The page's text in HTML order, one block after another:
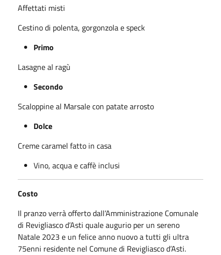
Affettati misti
Cestino di polenta, gorgonzola e speck
Primo
Lasagne al ragù
Secondo
Scaloppine al Marsale con patate arrosto
Dolce
Creme caramel fatto in casa
Vino, acqua e caffè inclusi
Costo
Il pranzo verrà offerto dall’Amministrazione Comunale
di Revigliasco d’Asti quale augurio per un sereno
Natale 2023 e un felice anno nuovo a tutti gli ultra
75enni residente nel Comune di Revigliasco d’Asti.